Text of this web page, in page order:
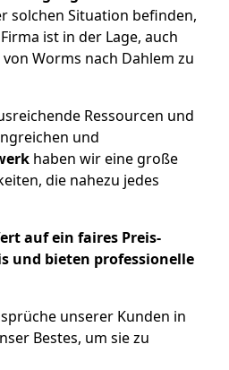
solchen Situation befinden,
ist in der Lage, auch
Worms nach Dahlem zu
Ressourcen und
und
haben wir eine große
die nahezu jedes
auf ein faires Preis-
und bieten professionelle
unserer Kunden in
Bestes, um sie zu